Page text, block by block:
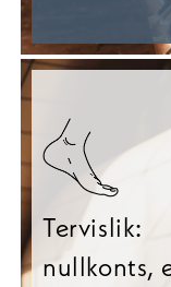
Tervislik:
nullkonts,